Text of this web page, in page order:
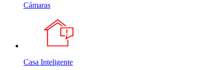
Cámaras
Casa Inteligente